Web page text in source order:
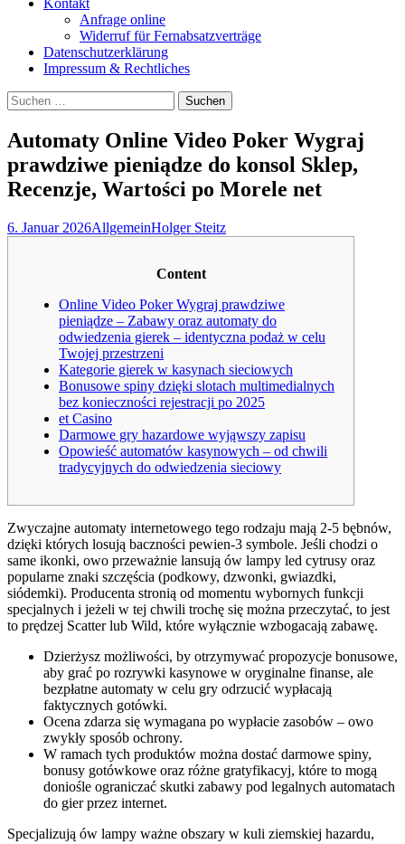
Kontakt
Anfrage online
Widerruf für Fernabsatzverträge
Datenschutzerklärung
Impressum & Rechtliches
Suchen
nach:
Automaty Online Video Poker Wygraj
prawdziwe pieniądze do konsol Sklep,
Recenzje, Wartości po Morele net
6. Januar 2026AllgemeinHolger Steitz
Content
Online Video Poker Wygraj prawdziwe
pieniądze – Zabawy oraz automaty do
odwiedzenia gierek – identyczna podaż w celu
Twojej przestrzeni
Kategorie gierek w kasynach sieciowych
Bonusowe spiny dzięki slotach multimedialnych
bez konieczności rejestracji po 2025
et Casino
Darmowe gry hazardowe wyjąwszy zapisu
Opowieść automatów kasynowych – od chwili
tradycyjnych do odwiedzenia sieciowy
Zwyczajne automaty internetowego tego rodzaju mają 2-5 bębnów,
dzięki których losują baczności pewien-3 symbole. Jeśli chodzi o
same ikonki, owo przeważnie lansują ów lampy led cytrusy oraz
popularne znaki szczęścia (podkowy, dzwonki, gwiazdki,
siódemki). Producenta stronią od momentu wybornych funkcji
specjalnych i jeżeli w tej chwili trochę się można przeczytać, to jest
to prędzej Scatter lub Wild, które wyłącznie wzbogacają zabawę.
Dzierżysz możliwości, by otrzymywać propozycje bonusowe,
aby grać po rozrywki kasynowe w oryginalne finanse, ale
bezpłatne automaty w celu gry odrzucić wypłacają
faktycznych gotówki.
Ocena zdarza się wymagana po wypłacie zasobów – owo
zwykły sposób ochrony.
W ramach tych produktów można dostać darmowe spiny,
bonusy gotówkowe oraz różne gratyfikacyj, które to mogą
doniośle ograniczać skutki zabawy pod legalnych automatach
do gier przez internet.
Specjalizują ów lampy ważne obszary w kuli ziemskiej hazardu,